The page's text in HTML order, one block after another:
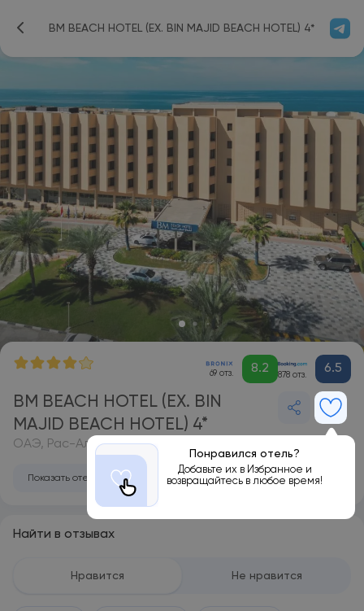
BM BEACH HOTEL (EX. BIN MAJID BEACH HOTEL) 4*
69 отз. 8.2 878 отз. 6.5
BM BEACH HOTEL (EX. BIN
MAJID BEACH HOTEL) 4*
Понравился отель?
Добавьте их в Избранное и
возвращайтесь в любое время!
ОАЭ, Рас-Аль-Хайма
Показать отель на карте
Найти в отзывах
Нравится Не нравится